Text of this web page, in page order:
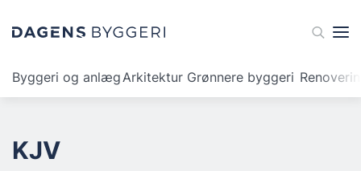
Byggeri og anlægArkitektur Grønnere byggeri
KJV